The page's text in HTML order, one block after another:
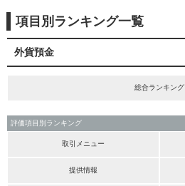
項目別ランキング一覧
外貨預金
総合ランキング
評価項目別ランキング
取引メニュー
提供情報